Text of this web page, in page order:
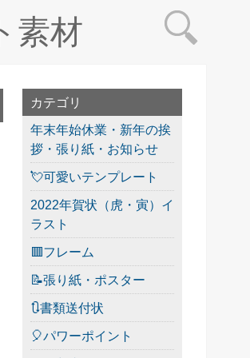
素材
カテゴリ
年末年始休業・新年の挨
拶・張り紙・お知らせ
💘可愛いテンプレート
2022年賀状（虎・寅）イ
ラスト
🟥フレーム
📝張り紙・ポスター
🔃書類送付状
🎈パワーポイント